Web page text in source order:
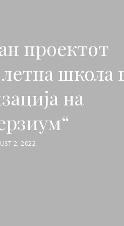
проектот
школа
на
2, 2022
онлајн
кон жените
6, 2022
и
„Ден
со стари
19, 2022